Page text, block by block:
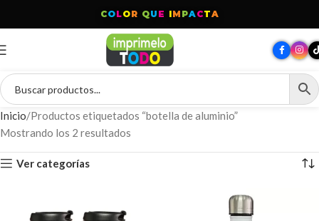
COLOR QU E IM PACTA
Inicio Productos etiquetados “botella de aluminio”
Mostrando los 2 resultados
Ver categorías